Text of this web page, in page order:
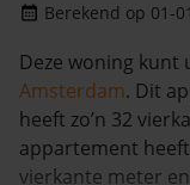
Berekend op 01-
Deze woning kunt
Amsterdam. Dit
heeft zo’n 32
appartement
vierkante meter